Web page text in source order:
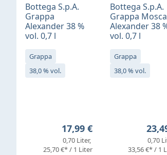
Bottega S.p.A.
Grappa
Alexander 38 %
vol. 0,7 l
Grappa
38,0 % vol.
Regulärer Preis:
17,99 €
0,70 Liter
25,70 €* / 1 Liter
Bottega S.p.A.
Grappa
Alexander 38
vol. 0,7 l
Grappa
38,0 % vol.
0,70
33,56 €* / 1